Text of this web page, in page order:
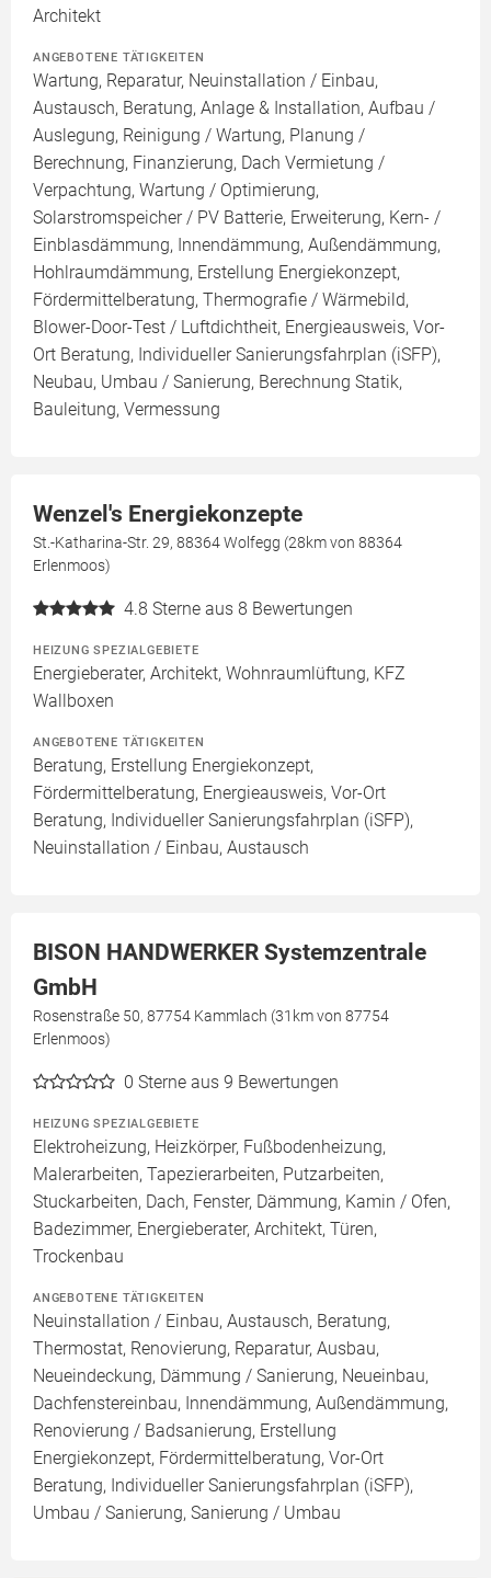
Architekt
ANGEBOTENE TÄTIGKEITEN
Wartung, Reparatur, Neuinstallation / Einbau,
Austausch, Beratung, Anlage & Installation, Aufbau /
Auslegung, Reinigung / Wartung, Planung /
Berechnung, Finanzierung, Dach Vermietung /
Verpachtung, Wartung / Optimierung,
Solarstromspeicher / PV Batterie, Erweiterung, Kern- /
Einblasdämmung, Innendämmung, Außendämmung,
Hohlraumdämmung, Erstellung Energiekonzept,
Fördermittelberatung, Thermografie / Wärmebild,
Blower-Door-Test / Luftdichtheit, Energieausweis, Vor-
Ort Beratung, Individueller Sanierungsfahrplan (iSFP),
Neubau, Umbau / Sanierung, Berechnung Statik,
Bauleitung, Vermessung
Wenzel's Energiekonzepte
St.-Katharina-Str. 29, 88364 Wolfegg (28km von 88364
Erlenmoos)
4.8 Sterne aus 8 Bewertungen
HEIZUNG SPEZIALGEBIETE
Energieberater, Architekt, Wohnraumlüftung, KFZ
Wallboxen
ANGEBOTENE TÄTIGKEITEN
Beratung, Erstellung Energiekonzept,
Fördermittelberatung, Energieausweis, Vor-Ort
Beratung, Individueller Sanierungsfahrplan (iSFP),
Neuinstallation / Einbau, Austausch
BISON HANDWERKER Systemzentrale
GmbH
Rosenstraße 50, 87754 Kammlach (31km von 87754
Erlenmoos)
0 Sterne aus 9 Bewertungen
HEIZUNG SPEZIALGEBIETE
Elektroheizung, Heizkörper, Fußbodenheizung,
Malerarbeiten, Tapezierarbeiten, Putzarbeiten,
Stuckarbeiten, Dach, Fenster, Dämmung, Kamin / Ofen,
Badezimmer, Energieberater, Architekt, Türen,
Trockenbau
ANGEBOTENE TÄTIGKEITEN
Neuinstallation / Einbau, Austausch, Beratung,
Thermostat, Renovierung, Reparatur, Ausbau,
Neueindeckung, Dämmung / Sanierung, Neueinbau,
Dachfenstereinbau, Innendämmung, Außendämmung,
Renovierung / Badsanierung, Erstellung
Energiekonzept, Fördermittelberatung, Vor-Ort
Beratung, Individueller Sanierungsfahrplan (iSFP),
Umbau / Sanierung, Sanierung / Umbau